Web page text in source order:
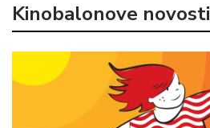
Kinobalonove novosti